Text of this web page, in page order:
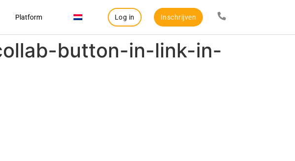
Platform Log in Inschrijven
button-in-link-in-